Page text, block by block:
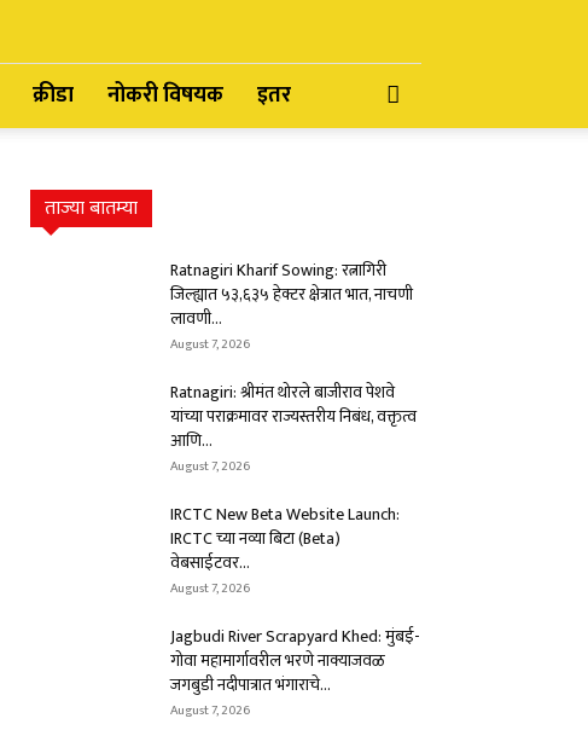
क्रीडा नोकरी विषयक इतर
ताज्या बातम्या
Ratnagiri Kharif Sowing: रत्नागिरी
जिल्ह्यात ५३,६३५ हेक्टर क्षेत्रात भात, नाचणी
लावणी...
August 7, 2026
Ratnagiri: श्रीमंत थोरले बाजीराव पेशवे
यांच्या पराक्रमावर राज्यस्तरीय निबंध, वक्तृत्व
आणि...
August 7, 2026
IRCTC New Beta Website Launch:
IRCTC च्या नव्या बिटा (Beta)
वेबसाईटवर...
August 7, 2026
Jagbudi River Scrapyard Khed: मुंबई-
गोवा महामार्गावरील भरणे नाक्याजवळ
जगबुडी नदीपात्रात भंगाराचे...
August 7, 2026